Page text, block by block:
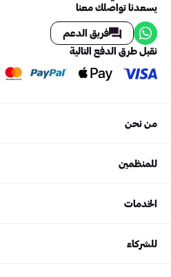
يسعدنا تواصلك معنا
فريق الدعم
نقبل طرق الدفع التالية
من نحن
للمنظمين
الخدمات
للشركاء